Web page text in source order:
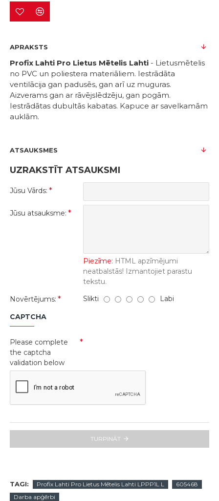
APRAKSTS
Profix Lahti Pro Lietus Mētelis Lahti - Lietusmētelis
no PVC un poliestera materiāliem. Iestrādāta
ventilācija gan padusēs, gan arī uz muguras.
Aizverams gan ar rāvējslēdzēju, gan pogām.
Iestrādātas dubultās kabatas. Kapuce ar savelkamām
auklām.
ATSAUKSMES
UZRAKSTĪT ATSAUKSMI
Jūsu Vārds:
Jūsu atsauksme:
Piezīme: HTML apzīmējumi
neatbalstās! Izmantojiet parastu
tekstu.
Novērtējums:
Slikti Labi
CAPTCHA
Please complete
the captcha
validation below
TURPINĀT
TAGI: Profix Lahti Pro Lietus Mētelis Lahti LPPP1L L
605468
Darba apģērbi